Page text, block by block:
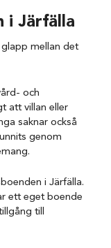
i Järfälla
mellan det
och
att villan eller
saknar också
genom
i Järfälla.
ett eget boende
till